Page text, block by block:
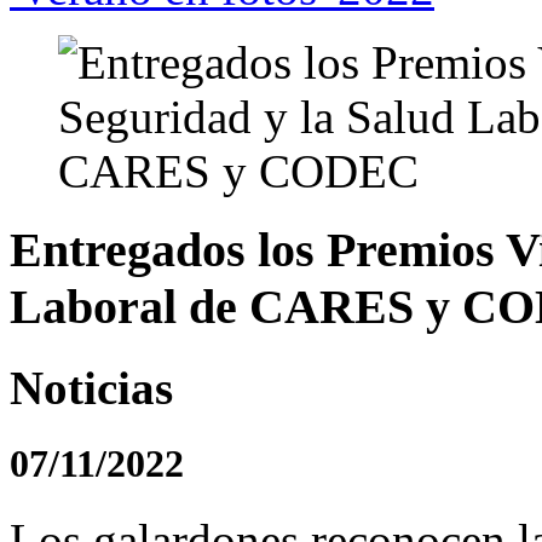
Entregados los Premios
Laboral de CARES y
Noticias
07/11/2022